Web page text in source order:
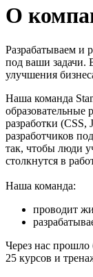
О
Разрабатываем и
под ваши задачи.
улучшения
Наша команда
разработки (CSS,
разработчиков
так, чтобы люди
столкнутся в
Наша команда:
проводит
Через нас прошло
25 курсов и